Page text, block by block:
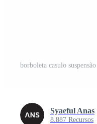
Syaeful Anas
8.887 Recursos